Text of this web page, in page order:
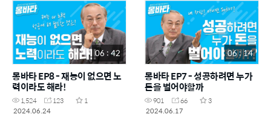
06 : 42
몽바타 EP8 - 재능이 없으면 노
력이라도 해라!
1,524 123
1
2024.06.24
06 : 14
몽바타 EP7 - 성공하려면 누가
돈을 벌어야할까
901 66
3
2024.06.17